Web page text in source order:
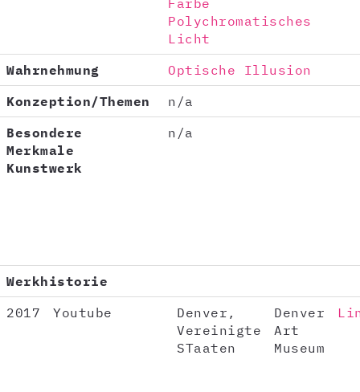
Farbe
Polychromatisches
Licht
Wahrnehmung
Optische Illusion
Konzeption/Themen
n/a
Besondere
Merkmale
Kunstwerk
n/a
Werkhistorie
2017
Youtube
Denver,
Vereinigte
STaaten
Denver
Art
Museum